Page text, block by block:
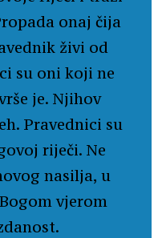
onaj čija
živi od
su oni koji ne
je. Njihov
Pravednici su
riječi. Ne
nasilja, u
vjerom